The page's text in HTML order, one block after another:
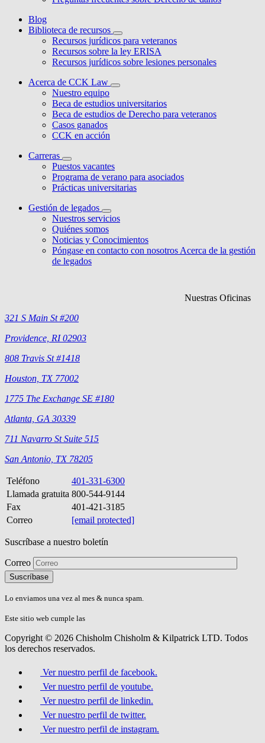
Blog
Biblioteca de recursos
Recursos jurídicos para veteranos
Recursos sobre la ley ERISA
Recursos jurídicos sobre lesiones personales
Acerca de CCK Law
Nuestro equipo
Beca de estudios universitarios
Beca de estudios de Derecho para veteranos
Casos ganados
CCK en acción
Carreras
Puestos vacantes
Programa de verano para asociados
Prácticas universitarias
Gestión de legados
Nuestros servicios
Quiénes somos
Noticias y Conocimientos
Póngase en contacto con nosotros Acerca de la gestión
de legados
Nuestras Oficinas
321 S Main St #200
Providence, RI 02903
808 Travis St #1418
Houston, TX 77002
1775 The Exchange SE #180
Atlanta, GA 30339
711 Navarro St Suite 515
San Antonio, TX 78205
Teléfono
401-331-6300
Llamada gratuita 800-544-9144
Fax
401-421-3185
Correo
[email protected]
Suscríbase a nuestro boletín
Correo
Please
don\'t
fill
field.
Lo enviamos una vez al mes & nunca spam.
Este sitio web cumple las
Copyright © 2026 Chisholm Chisholm & Kilpatrick LTD. Todos
los derechos reservados.
Ver nuestro perfil de facebook.
Ver nuestro perfil de youtube.
Ver nuestro perfil de linkedin.
Ver nuestro perfil de twitter.
Ver nuestro perfil de instagram.